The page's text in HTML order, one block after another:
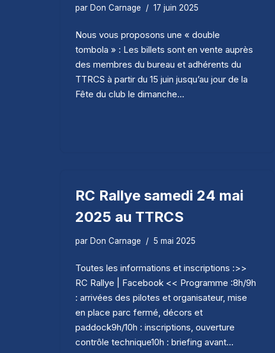
par Don Carnage 17 juin 2025
Nous vous proposons une « double
tombola » : Les billets sont en vente auprès
des membres du bureau et adhérents du
TTRCS à partir du 15 juin jusqu’au jour de la
Fête du club le dimanche…
RC Rallye samedi 24 mai
2025 au TTRCS
par Don Carnage 5 mai 2025
Toutes les informations et inscriptions :>>
RC Rallye | Facebook << Programme :8h/9h
: arrivées des pilotes et organisateur, mise
en place parc fermé, décors et
paddock9h/10h : inscriptions, ouverture
contrôle technique10h : briefing avant…